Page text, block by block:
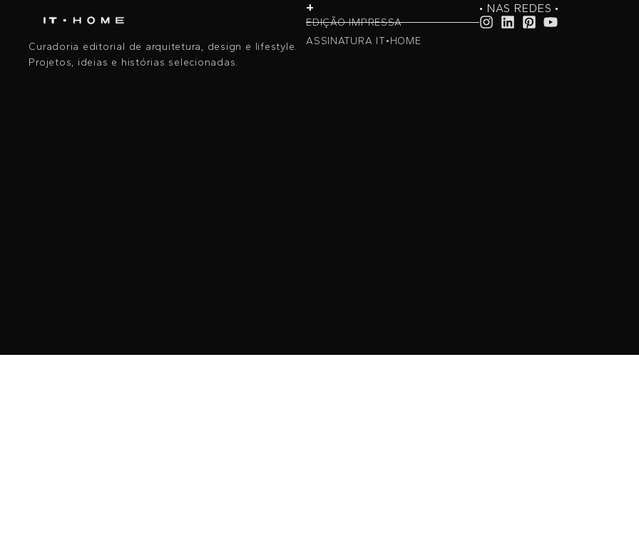
Curadoria editorial de arquitetura, design e lifestyle.
Projetos, ideias e histórias selecionadas.
+
EDIÇÃO IMPRESSA
ASSINATURA IT•HOME
• NAS REDES •